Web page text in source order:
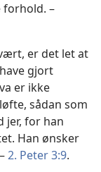
–
er det let at
gjort
er ikke
sådan som
jer, for han
Han ønsker
2. Peter 3:9.